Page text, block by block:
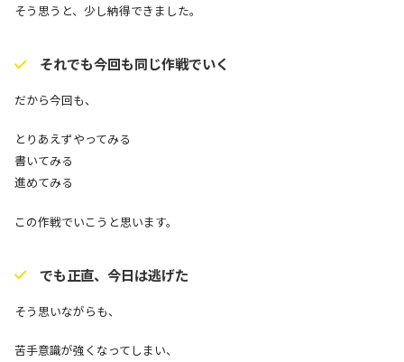
そう思うと、少し納得できました。
それでも今回も同じ作戦でいく
だから今回も、
とりあえずやってみる
書いてみる
進めてみる
この作戦でいこうと思います。
でも正直、今日は逃げた
そう思いながらも、
苦手意識が強くなってしまい、